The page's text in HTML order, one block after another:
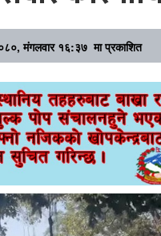
मंगलवार १६:३७ मा प्रकाशित